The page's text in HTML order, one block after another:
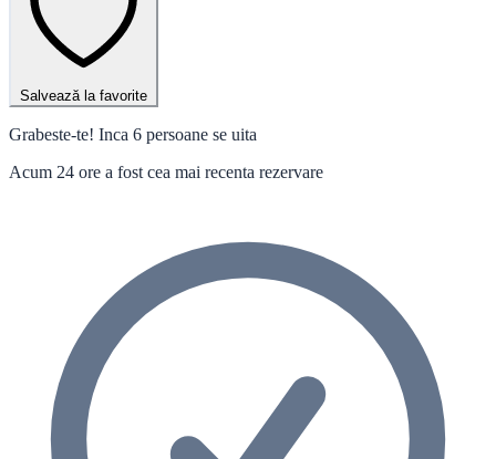
Salvează la favorite
Grabeste-te! Inca 6 persoane se uita
Acum 24 ore a fost cea mai recenta rezervare